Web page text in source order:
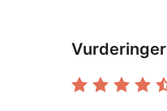
Vurderinger